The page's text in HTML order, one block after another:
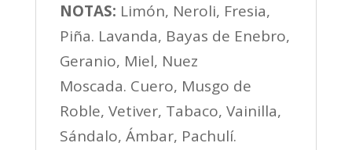
NOTAS: Limón, Neroli, Fresia,
Piña. Lavanda, Bayas de Enebro,
Geranio, Miel, Nuez
Moscada. Cuero, Musgo de
Roble, Vetiver, Tabaco, Vainilla,
Sándalo, Ámbar, Pachulí.